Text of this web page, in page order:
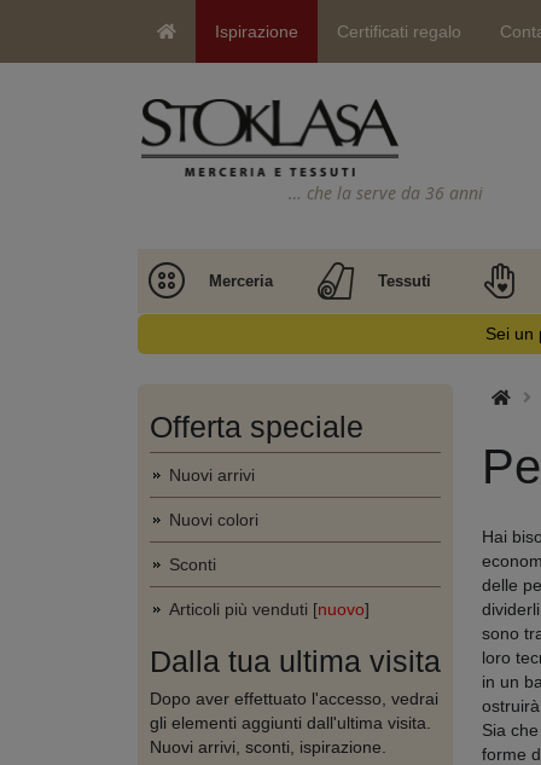
Ispirazione Certificati regalo
… che la serve da 36 anni
Merceria Tessuti
Sei un
Offerta speciale
Nuovi arrivi
Nuovi colori
Sconti
Articoli più venduti [nuovo]
Dalla tua ultima visita
Dopo aver effettuato l'accesso, vedrai
gli elementi aggiunti dall'ultima visita.
Nuovi arrivi, sconti, ispirazione.
Hai
delle
sono
loro
in un
Sia
forme